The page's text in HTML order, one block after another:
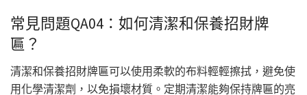
常見問題QA04：如何清潔和保養招財牌
匾？
清潔和保養招財牌匾可以使用柔軟的布料輕輕擦拭，避免使
用化學清潔劑，以免損壞材質。定期清潔能夠保持牌匾的亮